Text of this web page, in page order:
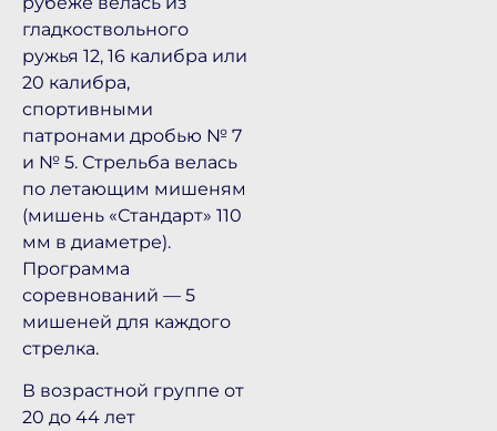
гладкоствольного
ружья 12, 16 калибра или
20 калибра,
спортивными
патронами дробью № 7
и № 5. Стрельба велась
по летающим мишеням
(мишень «Стандарт» 110
мм в диаметре).
Программа
соревнований — 5
мишеней для каждого
стрелка.
В возрастной группе от
20 до 44 лет